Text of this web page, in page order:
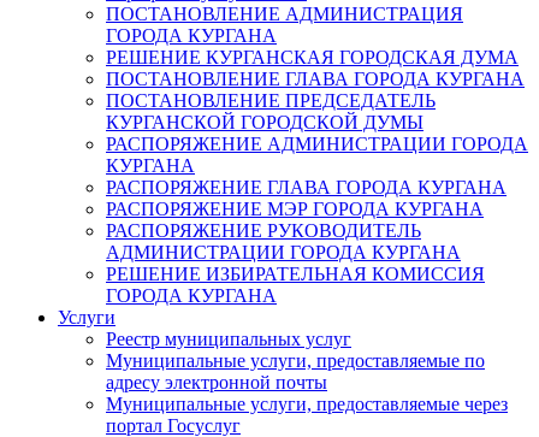
ПОСТАНОВЛЕНИЕ АДМИНИСТРАЦИЯ
ГОРОДА КУРГАНА
РЕШЕНИЕ КУРГАНСКАЯ ГОРОДСКАЯ ДУМА
ПОСТАНОВЛЕНИЕ ГЛАВА ГОРОДА КУРГАНА
ПОСТАНОВЛЕНИЕ ПРЕДСЕДАТЕЛЬ
КУРГАНСКОЙ ГОРОДСКОЙ ДУМЫ
РАСПОРЯЖЕНИЕ АДМИНИСТРАЦИИ ГОРОДА
КУРГАНА
РАСПОРЯЖЕНИЕ ГЛАВА ГОРОДА КУРГАНА
РАСПОРЯЖЕНИЕ МЭР ГОРОДА КУРГАНА
РАСПОРЯЖЕНИЕ РУКОВОДИТЕЛЬ
АДМИНИСТРАЦИИ ГОРОДА КУРГАНА
РЕШЕНИЕ ИЗБИРАТЕЛЬНАЯ КОМИССИЯ
ГОРОДА КУРГАНА
Услуги
Реестр муниципальных услуг
Муниципальные услуги, предоставляемые по
адресу электронной почты
Муниципальные услуги, предоставляемые через
портал Госуслуг